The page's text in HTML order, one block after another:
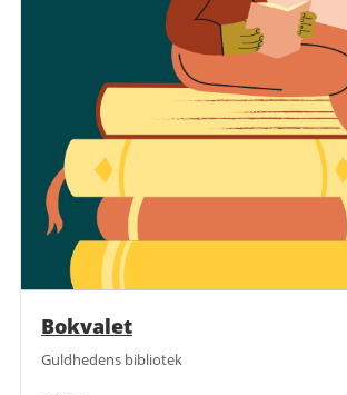
Bokvalet
Guldhedens bibliotek